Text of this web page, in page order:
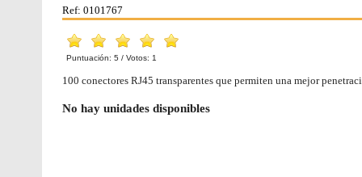
Ref: 0101767
Puntuación: 5 / Votos: 1
100 conectores RJ45 transparentes que permiten una mejor
No hay unidades disponibles